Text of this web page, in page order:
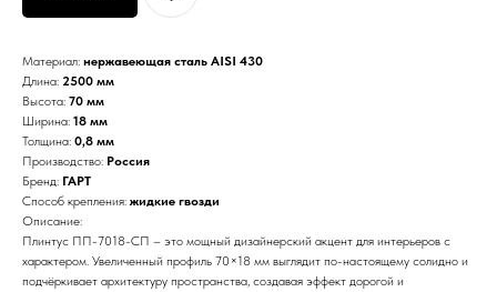
Материал: нержавеющая сталь AISI 430
Длина: 2500 мм
Высота: 70 мм
Ширина: 18 мм
Толщина: 0,8 мм
Производство: Россия
Бренд: ГАРТ
Способ крепления: жидкие гвозди
Описание:
Плинтус ПП-7018-СП – это мощный дизайнерский акцент для интерьеров с
характером. Увеличенный профиль 70×18 мм выглядит по-настоящему солидно и
подчёркивает архитектуру пространства, создавая эффект дорогой и